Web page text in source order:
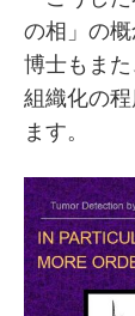
の相」の
博士もま
組織化の
ます。